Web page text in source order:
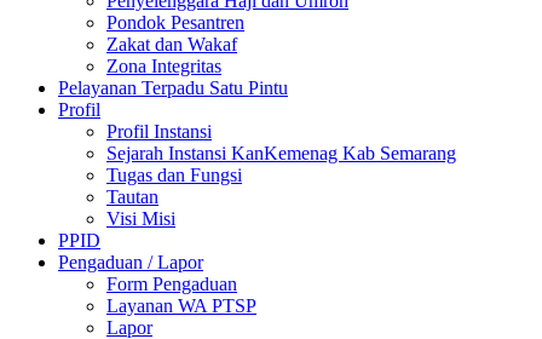
Pondok Pesantren
Zakat dan Wakaf
Zona Integritas
Pelayanan Terpadu Satu Pintu
Profil
Profil Instansi
Sejarah Instansi KanKemenag Kab Semarang
Tugas dan Fungsi
Tautan
Visi Misi
PPID
Pengaduan / Lapor
Form Pengaduan
Layanan WA PTSP
Lapor